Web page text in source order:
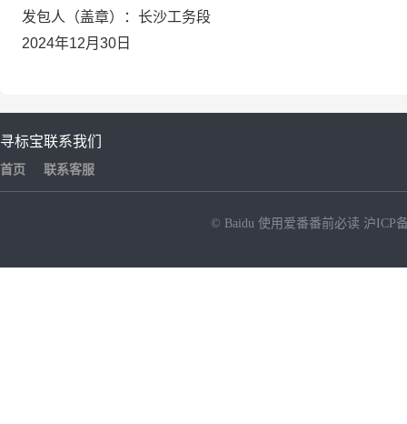
发包人（盖章）：长沙工务段
2024年12月30日
寻标宝
首页
联系我们
联系客服
© Baidu 使用爱番番前必读 沪ICP